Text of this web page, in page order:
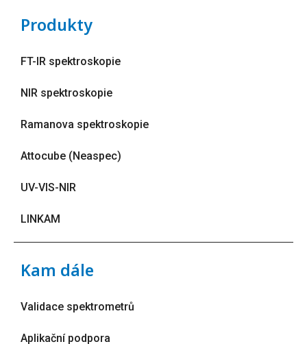
Produkty
FT-IR spektroskopie
NIR spektroskopie
Ramanova spektroskopie
Attocube (Neaspec)
UV-VIS-NIR
LINKAM
Kam dále
Validace spektrometrů
Aplikační podpora